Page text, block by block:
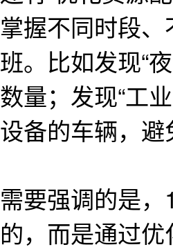
掌握不同时段
班。比如发现“
数量；发现“工
设备的车辆，避
需要强调的是
的，而是通过